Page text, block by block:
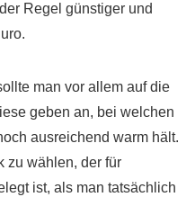
Regel günstiger und
man vor allem auf die
geben an, bei welchen
ausreichend warm hält.
zu wählen, der für
ist, als man tatsächlich